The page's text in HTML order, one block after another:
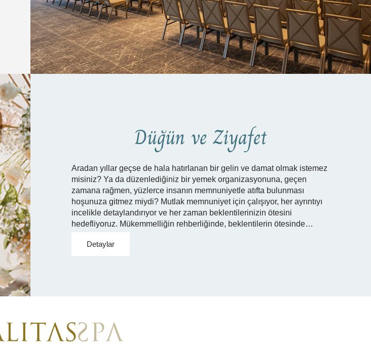
Düğün ve Ziyafet
Aradan yıllar geçse de hala hatırlanan bir gelin ve damat olmak istemez
misiniz? Ya da düzenlediğiniz bir yemek organizasyonuna, geçen
zamana rağmen, yüzlerce insanın memnuniyetle atıfta bulunması
hoşunuza gitmez miydi? Mutlak memnuniyet için çalışıyor, her ayrıntıyı
incelikle detaylandırıyor ve her zaman beklentilerinizin ötesini
hedefliyoruz. Mükemmelliğin rehberliğinde, beklentilerin ötesinde…
Detaylar